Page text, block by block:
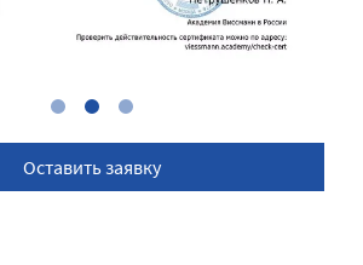
Оставить заявку